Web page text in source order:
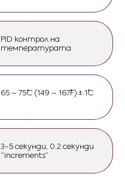
PID контрол на
температурата
65 – 75˚C (149 – 167˚F) ± 1˚C
3-5 секунди, 0.2 секунди
“increments”